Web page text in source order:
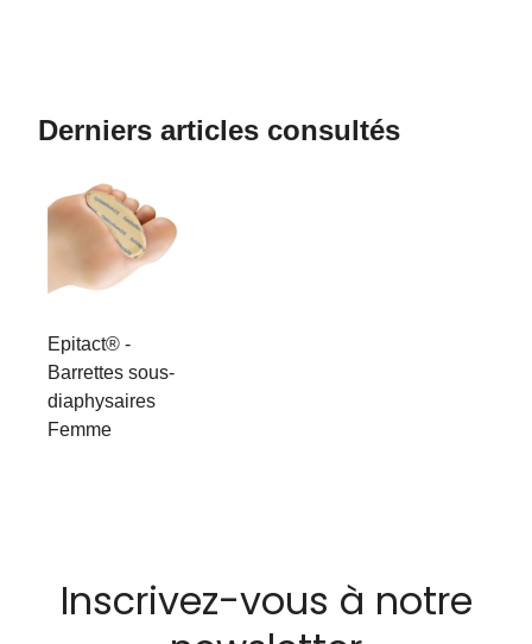
Derniers articles consultés
Epitact® -
Barrettes sous-
diaphysaires
Femme
Inscrivez-vous à notre